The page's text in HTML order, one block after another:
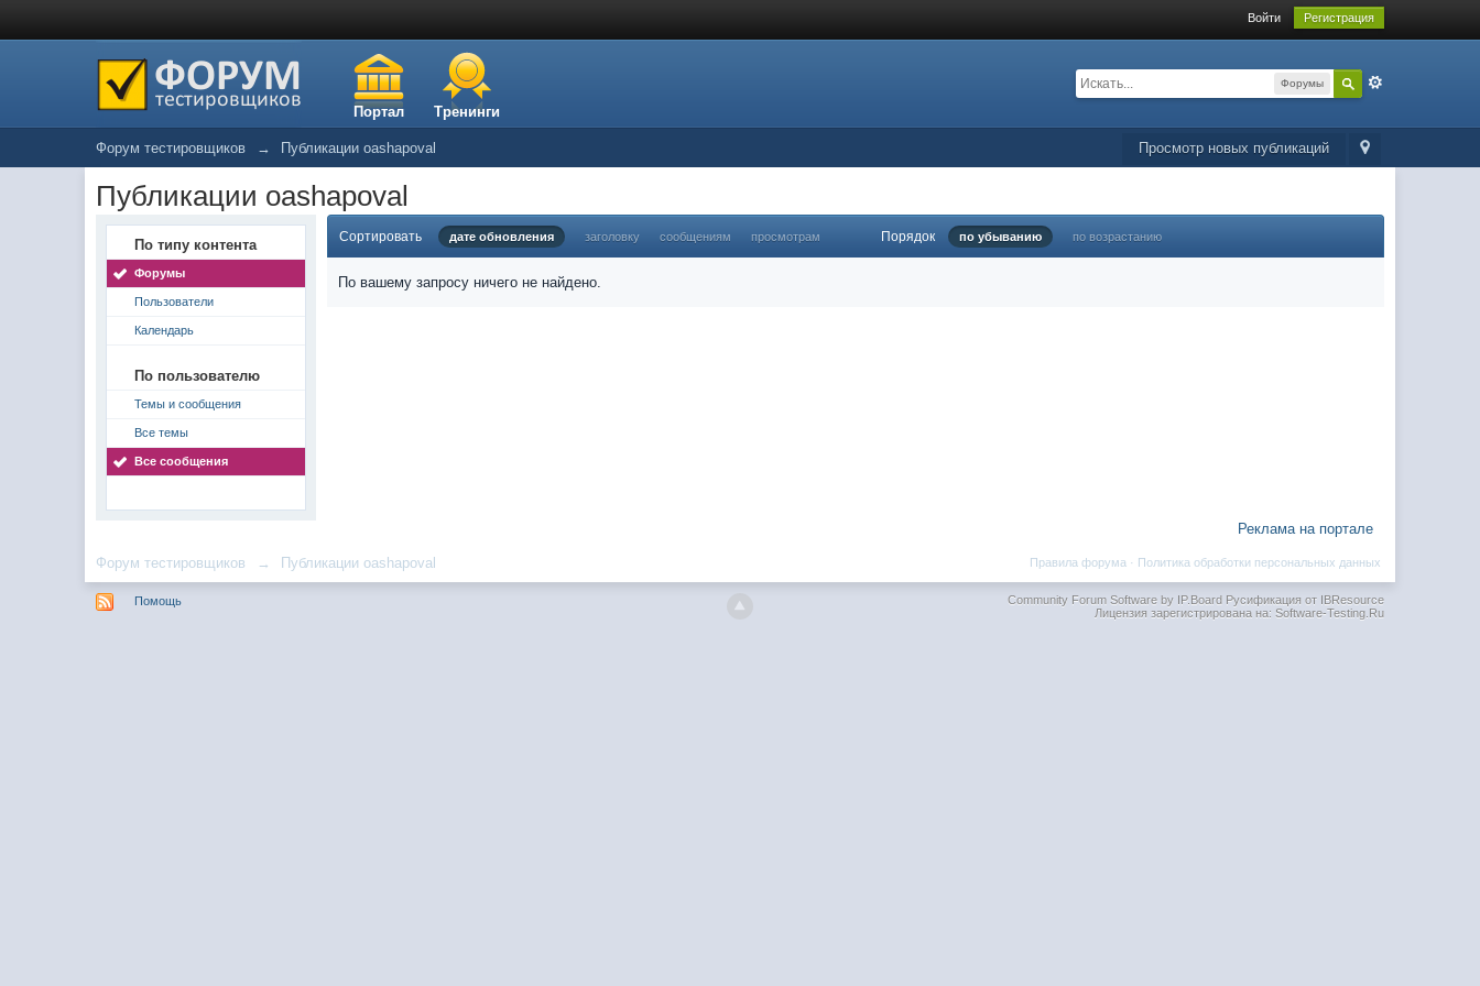
Войти Регистрация
Портал Тренинги
Форумы
Просмотр новых публикаций
Форум тестировщиков → Публикации oashapoval
Публикации oashapoval
По типу контента
Форумы
Пользователи
Календарь
По пользователю
Темы и сообщения
Все темы
Все сообщения
Сортировать дате обновления заголовку сообщениям просмотрам Порядок по убыванию по возрастанию
По вашему запросу ничего не найдено.
Реклама на портале
Форум тестировщиков → Публикации oashapoval Политика обработки персональных данных
Правила форума ·
Помощь Community Forum Software by IP.BoardРусификация от IBResource
Лицензия зарегистрирована на: Software-Testing.Ru